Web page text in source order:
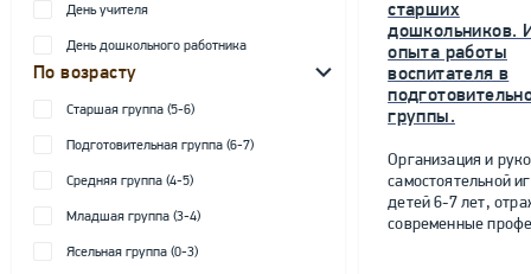
День учителя
День дошкольного работника
По возрасту
Старшая группа (5-6)
Подготовительная группа (6-7)
Средняя группа (4-5)
Младшая группа (3-4)
Ясельная группа (0-3)
старших
дошкольников.
опыта работы
воспитателя в
группы.
Организация и
самостоятельной
детей 6-7 лет,
современные